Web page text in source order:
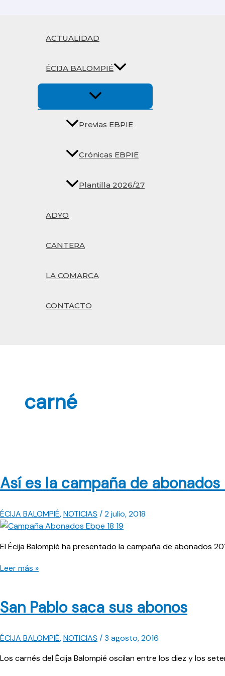
ACTUALIDAD
ÉCIJA BALOMPIÉ
Previas EBPIE
Crónicas EBPIE
Plantilla 2026/27
ADYO
CANTERA
LA COMARCA
CONTACTO
carné
Así es la campaña de abonados
ÉCIJA BALOMPIÉ,NOTICIAS /2 julio, 2018
El Écija Balompié ha presentado la campaña de abonados
Así
campaña
de
abonados
2018/2019
Leer más »
San Pablo saca sus abonos
ÉCIJA BALOMPIÉ,NOTICIAS /3 agosto, 2016
Los carnés del Écija Balompié oscilan entre los diez y los